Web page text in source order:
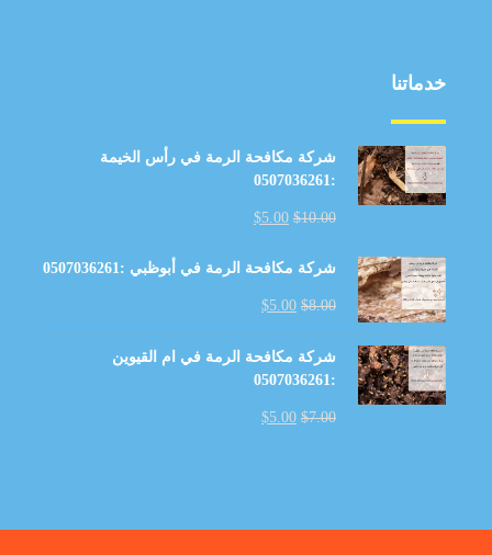
خدماتنا
شركة مكافحة الرمة في رأس الخيمة
:0507036261
$10.00
$5.00
شركة مكافحة الرمة في أبوظبي :0507036261
$8.00
$5.00
شركة مكافحة الرمة في ام القيوين
:0507036261
$7.00
$5.00